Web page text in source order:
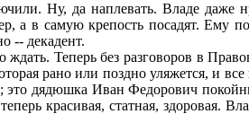
Ну, да наплевать. Владе даже
а в самую крепость посадят. Ему
-- декадент.
Теперь без разговоров в
рано или поздно уляжется, и
это дядюшка Иван Федорович
красивая, статная, здоровая.